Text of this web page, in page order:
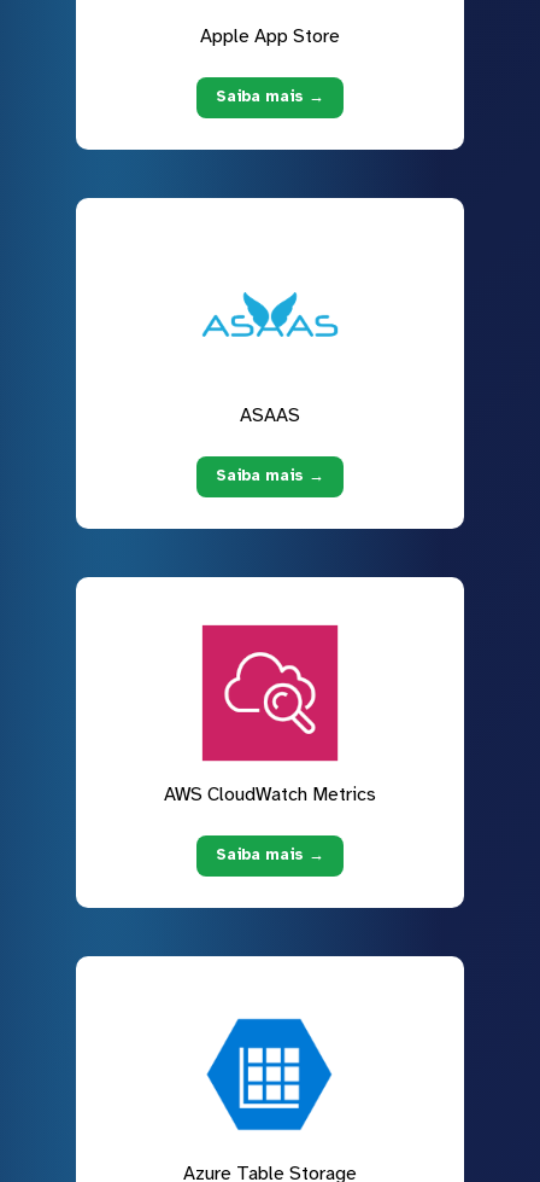
Apple App Store
Saiba mais →
ASAAS
Saiba mais →
AWS CloudWatch Metrics
Saiba mais →
Azure Table Storage